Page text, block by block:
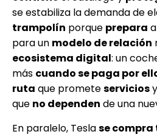
se estabiliza la demanda de
trampolín porque prepara
para un modelo de relación
ecosistema digital: un
más cuando se paga por
ruta que prometeserviciosy
que no dependen de una
En paralelo, Teslase compra